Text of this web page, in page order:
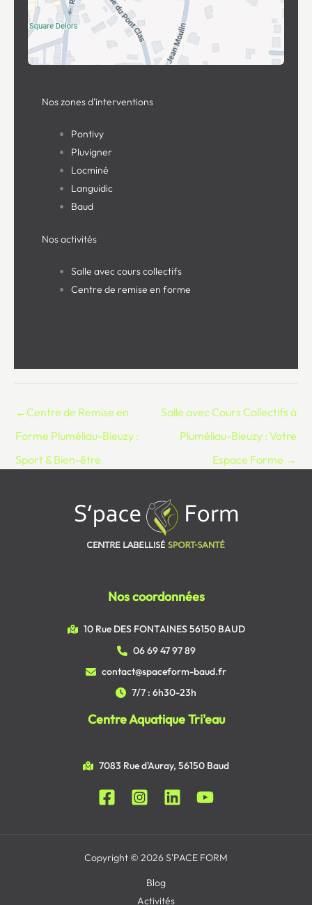
Nos zones d’interventions
Pontivy
Pluvigner
Locminé
Languidic
Baud
Nos activités
Salle avec cours collectifs
Centre de remise en forme
← Centre de Remise en
Forme Pluméliau-Bieuzy :
Sport & Bien-être
Salle avec Cours Collectifs à
Pluméliau-Bieuzy : Votre
Espace Forme →
Nos coordonnées
10 Rue DES FONTAINES 56150 BAUD
06 69 47 97 89
contact@spaceform-baud.fr
7/7 : 6h30-23h
Centre Aquatique Tri'eau
7083 Rue d'Auray, 56150 Baud
Copyright © 2026 S'PACE FORM
Blog
Activités